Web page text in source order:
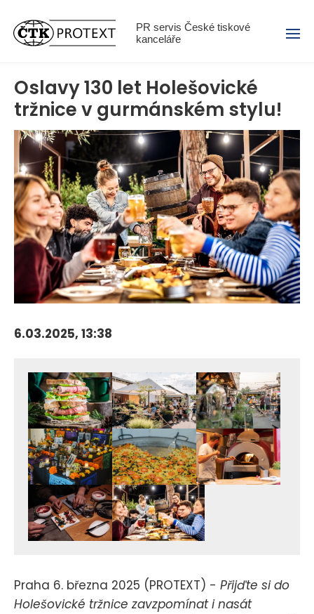
PR servis České tiskové
kanceláře
Menu
Oslavy 130 let Holešovické
tržnice v gurmánském stylu!
6.03.2025, 13:38
Praha 6. března 2025 (PROTEXT) - Přijďte si do
Holešovické tržnice zavzpomínat i nasát